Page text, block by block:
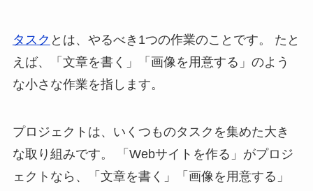
タスク とは、やるべき1つの作業のことです。 たと
えば、「文章を書く」「画像を用意する」のよう
な小さな作業を指します。
プロジェクトは、いくつものタスクを集めた大き
な取り組みです。 「Webサイトを作る」がプロジ
ェクトなら、「文章を書く」「画像を用意する」